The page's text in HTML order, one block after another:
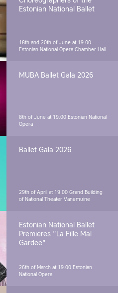
Estonian National Ballet
18th and 20th of June at 19.00
Estonian National Opera Chamber Hall
MUBA Ballet Gala 2026
8th of June at 19.00 Estonian National
Opera
Ballet Gala 2026
29th of April at 19.00 Grand Building
of National Theater Vanemuine
Estonian National Ballet
Premieres "La Fille Mal
Gardee"
26th of March at 19.00 Estonian
National Opera